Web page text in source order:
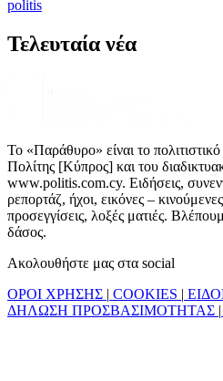
politis
Τελευταία νέα
Το «Παράθυρο» είναι το
Πολίτης [Κύπρος] και του
www.politis.com.cy. Ειδήσεις,
ρεπορτάζ, ήχοι, εικόνες –
προσεγγίσεις, λοξές ματιές.
δάσος.
Ακολουθήστε μας στα social
ΟΡΟΙ ΧΡΗΣΗΣ | COOKIES |
ΔΗΛΩΣΗ ΠΡΟΣΒΑΣΙΜΟΤΗΤΑΣ |